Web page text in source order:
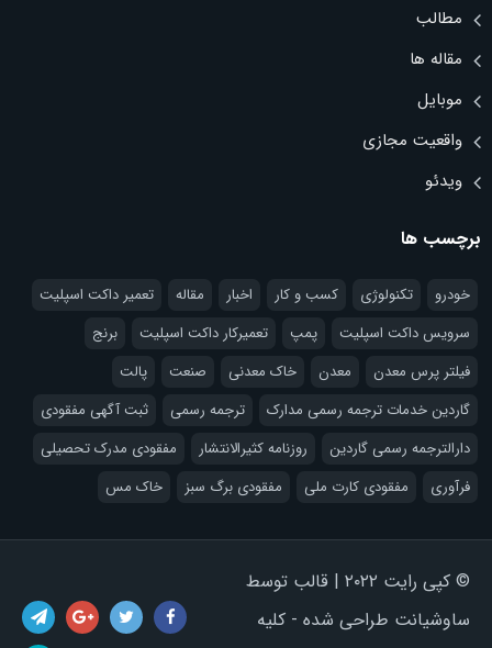
مطالب
مقاله ها
موبایل
واقعیت مجازی
ویدئو
برچسب ها
خودرو تکنولوژی کسب و کار اخبار مقاله
تعمیر داکت اسپلیت
سرویس داکت اسپلیت
پمپ تعمیرکار داکت اسپلیت
برنج
فیلتر پرس معدن
معدن خاک معدنی صنعت
پالت
گاردین خدمات ترجمه رسمی مدارک
ترجمه رسمی
ثبت آگهی مفقودی
دارالترجمه رسمی گاردین
روزنامه کثیرالانتشار
مفقودی مدرک تحصیلی
فرآوری
مفقودی کارت ملی مفقودی برگ سبز خاک مس
© کپی رایت ۲۰۲۲ | قالب توسط
ساوشیانت طراحی شده - کلیه